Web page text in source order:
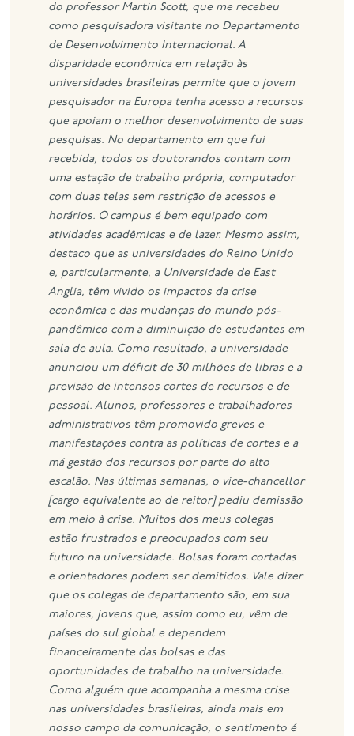
do professor Martin Scott, que me recebeu
como pesquisadora visitante no Departamento
de Desenvolvimento Internacional.A
disparidade econômica em relação às
universidades brasileiras permite que o jovem
pesquisador na Europa tenha acesso a recursos
que apoiam o melhor desenvolvimento de suas
pesquisas. No departamento em que fui
recebida, todos os doutorandos contam com
uma estação de trabalho própria, computador
com duas telas sem restrição de acessos e
horários. O campus é bem equipado com
atividades acadêmicas e de lazer. Mesmo assim,
destaco que as universidades do Reino Unido
e, particularmente, a Universidade de East
Anglia, têm vivido os impactos da crise
econômica e das mudanças do mundo pós-
pandêmico com a diminuição de estudantes em
sala de aula. Como resultado, a universidade
anunciou um déficit de 30 milhões de libras e a
previsão de intensos cortes de recursos e de
pessoal. Alunos, professores e trabalhadores
administrativos têm promovido greves e
manifestações contra as políticas de cortes e a
má gestão dos recursos por parte do alto
escalão. Nas últimas semanas, o vice-chancellor
[cargo equivalente ao de reitor] pediu demissão
em meio à crise. Muitos dos meus colegas
estão frustrados e preocupados com seu
futuro na universidade. Bolsas foram cortadas
e orientadores podem ser demitidos. Vale dizer
que os colegas de departamento são, em sua
maiores, jovens que, assim como eu, vêm de
países do sul global e dependem
financeiramente das bolsas e das
oportunidades de trabalho na universidade.
Como alguém que acompanha a mesma crise
nas universidades brasileiras, ainda mais em
nosso campo da comunicação, o sentimento é